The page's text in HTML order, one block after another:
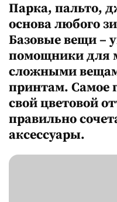
Парка, пальто,
основа любого
Базовые вещи –
помощники для
сложными
принтам. Самое
свой цветовой
правильно
аксессуары.